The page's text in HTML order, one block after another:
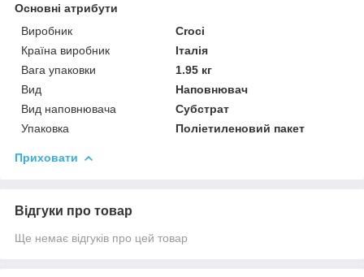
Основні атрибути
Виробник
Croci
Країна виробник
Італія
Вага упаковки
1.95 кг
Вид
Наповнювач
Вид наповнювача
Субстрат
Упаковка
Поліетиленовий пакет
Приховати
Відгуки про товар
Ще немає відгуків про цей товар